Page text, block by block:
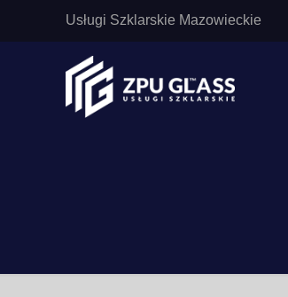
Usługi Szklarskie Mazowieckie